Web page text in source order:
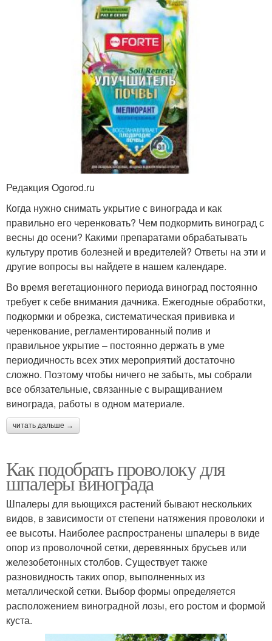
Редакция Ogorod.ru
Когда нужно снимать укрытие с винограда и как
правильно его черенковать? Чем подкормить виноград с
весны до осени? Какими препаратами обрабатывать
культуру против болезней и вредителей? Ответы на эти и
другие вопросы вы найдете в нашем календаре.
Во время вегетационного периода виноград постоянно
требует к себе внимания дачника. Ежегодные обработки,
подкормки и обрезка, систематическая прививка и
черенкование, регламентированный полив и
правильное укрытие – постоянно держать в уме
периодичность всех этих мероприятий достаточно
сложно. Поэтому чтобы ничего не забыть, мы собрали
все обязательные, связанные с выращиванием
винограда, работы в одном материале.
читать дальше →
Как подобрать проволоку для
шпалеры винограда
Шпалеры для вьющихся растений бывают нескольких
видов, в зависимости от степени натяжения проволоки и
ее высоты. Наиболее распространены шпалеры в виде
опор из проволочной сетки, деревянных брусьев или
железобетонных столбов. Существует также
разновидность таких опор, выполненных из
металлической сетки. Выбор формы определяется
расположением виноградной лозы, его ростом и формой
куста.